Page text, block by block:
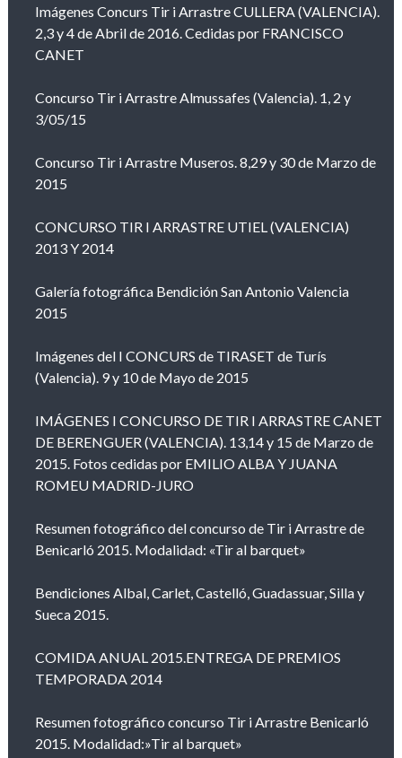
Imágenes Concurs Tir i Arrastre CULLERA (VALENCIA).
2,3 y 4 de Abril de 2016. Cedidas por FRANCISCO
CANET
Concurso Tir i Arrastre Almussafes (Valencia). 1, 2 y
3/05/15
Concurso Tir i Arrastre Museros. 8,29 y 30 de Marzo de
2015
CONCURSO TIR I ARRASTRE UTIEL (VALENCIA)
2013 Y 2014
Galería fotográfica Bendición San Antonio Valencia
2015
Imágenes del I CONCURS de TIRASET de Turís
(Valencia). 9 y 10 de Mayo de 2015
IMÁGENES I CONCURSO DE TIR I ARRASTRE CANET
DE BERENGUER (VALENCIA). 13,14 y 15 de Marzo de
2015. Fotos cedidas por EMILIO ALBA Y JUANA
ROMEU MADRID-JURO
Resumen fotográfico del concurso de Tir i Arrastre de
Benicarló 2015. Modalidad: «Tir al barquet»
Bendiciones Albal, Carlet, Castelló, Guadassuar, Silla y
Sueca 2015.
COMIDA ANUAL 2015.ENTREGA DE PREMIOS
TEMPORADA 2014
Resumen fotográfico concurso Tir i Arrastre Benicarló
2015. Modalidad:»Tir al barquet»